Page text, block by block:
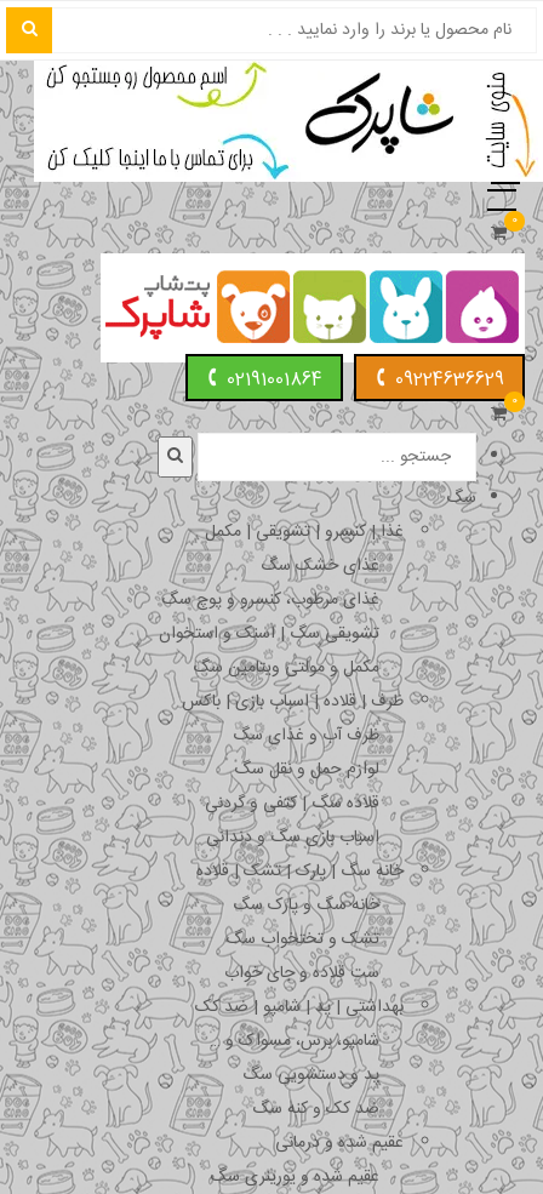
0
09224636629
02191001864
0
سگ
غذا | کنسرو | تشویقی | مکمل
غذای خشک سگ
غذای مرطوب، کنسرو و پوچ سگ
تشویقی سگ | اسنک و استخوان
مکمل و مولتی ویتامین سگ
ظرف | قلاده | اسباب بازی | باکس
ظرف آب و غذای سگ
لوازم حمل و نقل سگ
قلاده سگ | کتفی و گردنی
اسباب بازی سگ و دندانی
خانه سگ | پارک | تشک | قلاده
خانه سگ و پارک سگ
تشک و تختخواب سگ
ست قلاده و جای خواب
بهداشتی | پد | شامپو | ضد کک
شامپو، برس، مسواک و …
پد و دستشویی سگ
ضد کک و کنه سگ
عقیم شده و درمانی
عقیم شده و یورینری سگ